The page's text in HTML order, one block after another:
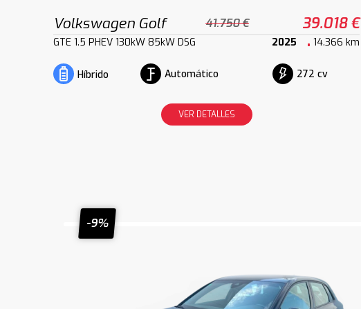
Volkswagen Golf 41.750 € 39.018 €
GTE 1.5 PHEV 130kW 85kW DSG 2025 14.366 km
Híbrido Automático 272 cv
VER DETALLES
-9%